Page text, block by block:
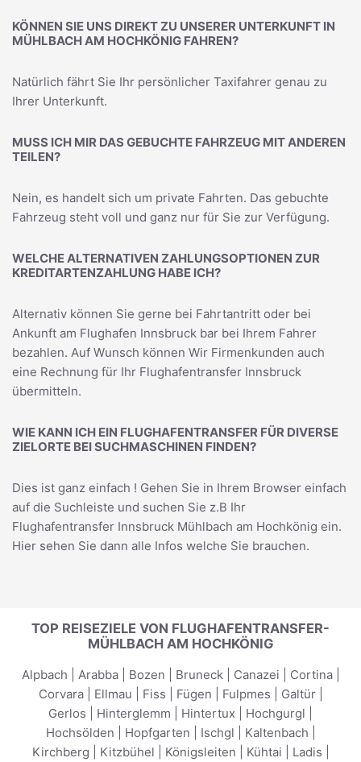
KÖNNEN SIE UNS DIREKT ZU UNSERER UNTERKUNFT IN
MÜHLBACH AM HOCHKÖNIG FAHREN?
Natürlich fährt Sie Ihr persönlicher Taxifahrer genau zu
Ihrer Unterkunft.
MUSS ICH MIR DAS GEBUCHTE FAHRZEUG MIT ANDEREN
TEILEN?
Nein, es handelt sich um private Fahrten. Das gebuchte
Fahrzeug steht voll und ganz nur für Sie zur Verfügung.
WELCHE ALTERNATIVEN ZAHLUNGSOPTIONEN ZUR
KREDITARTENZAHLUNG HABE ICH?
Alternativ können Sie gerne bei Fahrtantritt oder bei
Ankunft am Flughafen Innsbruck bar bei Ihrem Fahrer
bezahlen. Auf Wunsch können Wir Firmenkunden auch
eine Rechnung für Ihr Flughafentransfer Innsbruck
übermitteln.
WIE KANN ICH EIN FLUGHAFENTRANSFER FÜR DIVERSE
ZIELORTE BEI SUCHMASCHINEN FINDEN?
Dies ist ganz einfach ! Gehen Sie in Ihrem Browser einfach
auf die Suchleiste und suchen Sie z.B Ihr
Flughafentransfer Innsbruck Mühlbach am Hochkönig ein.
Hier sehen Sie dann alle Infos welche Sie brauchen.
TOP REISEZIELE VON FLUGHAFENTRANSFER-
MÜHLBACH AM HOCHKÖNIG
Alpbach Arabba| Bozen Bruneck Canazei Cortina|
Corvara| Ellmau Fiss Fügen Fulpmes Galtür|
Gerlos
Hinterglemm Hintertux Hochgurgl
Hochsölden
Hopfgarten Ischgl Kaltenbach
Kirchberg
Kitzbühel Königsleiten Kühtai Ladis